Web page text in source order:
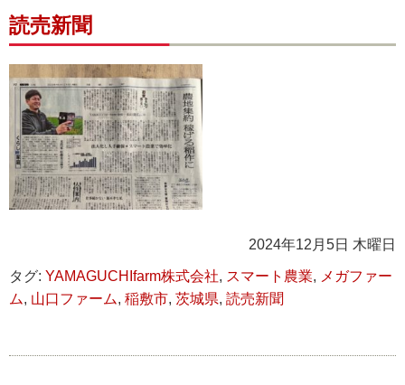
読売新聞
2024年12月5日 木曜日
タグ: YAMAGUCHIfarm株式会社, スマート農業, メガファー
ム, 山口ファーム, 稲敷市, 茨城県, 読売新聞